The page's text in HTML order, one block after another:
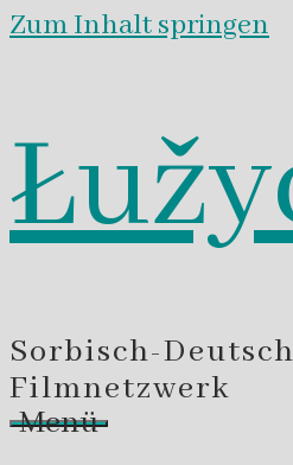
Zum Inhalt springen
Sorbisch-
Filmnetzwerk
Menü